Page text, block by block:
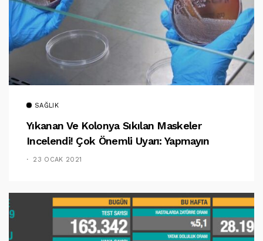
SAĞLIK
Yıkanan Ve Kolonya Sıkılan Maskeler
Incelendi! Çok Önemli Uyarı: Yapmayın
23 OCAK 2021